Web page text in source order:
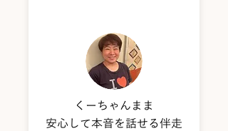
くーちゃんまま
安心して本音を話せる伴走